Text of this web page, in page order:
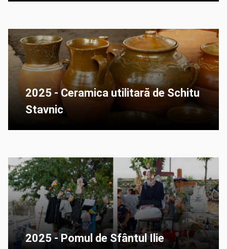
2025 - Ceramica utilitară de Schitu
Stavnic
2025 - Pomul de Sfântul Ilie